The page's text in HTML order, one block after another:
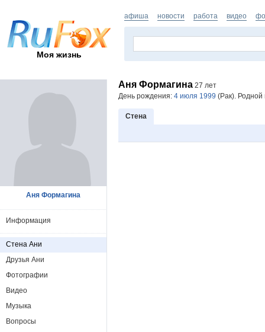
Моя жизнь
афиша новости работа видео
Аня Формагина 27 лет
День рождения: 4 июля 1999 (Рак). Родной
Стена
Аня Формагина
Информация
Стена Ани
Друзья Ани
Фотографии
Видео
Музыка
Вопросы